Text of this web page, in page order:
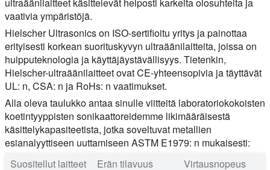
vaativia ympäristöjä.
Hielscher Ultrasonics on ISO-sertifioitu yritys ja painottaa
erityisesti korkean suorituskyvyn ultraäänilaitteita, joissa on
huipputeknologia ja käyttäjäystävällisyys. Tietenkin,
Hielscher-ultraäänilaitteet ovat CE-yhteensopivia ja täyttävät
UL: n, CSA: n ja RoHs: n vaatimukset.
Alla oleva taulukko antaa sinulle viitteitä laboratoriokokoisten
koetintyyppisten sonikaattoreidemme likimääräisestä
käsittelykapasiteetista, jotka soveltuvat metallien
esianalyyttiseen uuttamiseen ASTM E1979: n mukaisesti:
Suositellut laitteet
Erän tilavuus Virtausnopeus